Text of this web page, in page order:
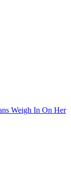
Weigh In On Her